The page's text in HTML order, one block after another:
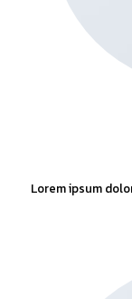
Lorem ipsum